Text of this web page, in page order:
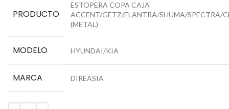
PRODUCTO
ESTOPERA COPA CAJA
ACCENT/GETZ/ELANTRA/SHUMA/SPECTRA/
(METAL)
MODELO HYUNDAI/KIA
MARCA DIREASIA